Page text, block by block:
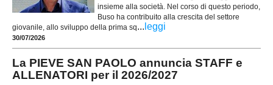
insieme alla società. Nel corso di questo periodo,
Buso ha contribuito alla crescita del settore
giovanile, allo sviluppo della prima sq... leggi
30/07/2026
La PIEVE SAN PAOLO annuncia STAFF e
ALLENATORI per il 2026/2027